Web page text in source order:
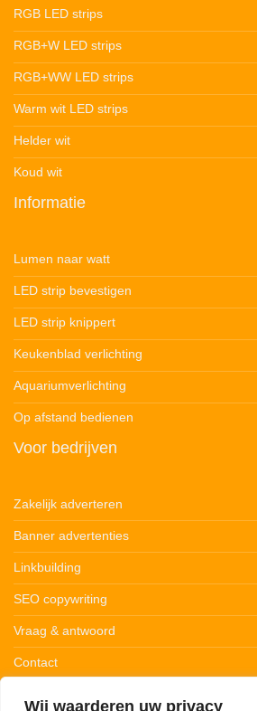
Wij waarderen uw privacy
RGB LED strips
RGB+W LED strips
RGB+WW LED strips
Warm wit LED strips
Helder wit
Koud wit
Informatie
Lumen naar watt
LED strip bevestigen
LED strip knippert
Keukenblad verlichting
Aquariumverlichting
Op afstand bedienen
Voor bedrijven
Zakelijk adverteren
Banner advertenties
Linkbuilding
SEO copywriting
Vraag & antwoord
Contact